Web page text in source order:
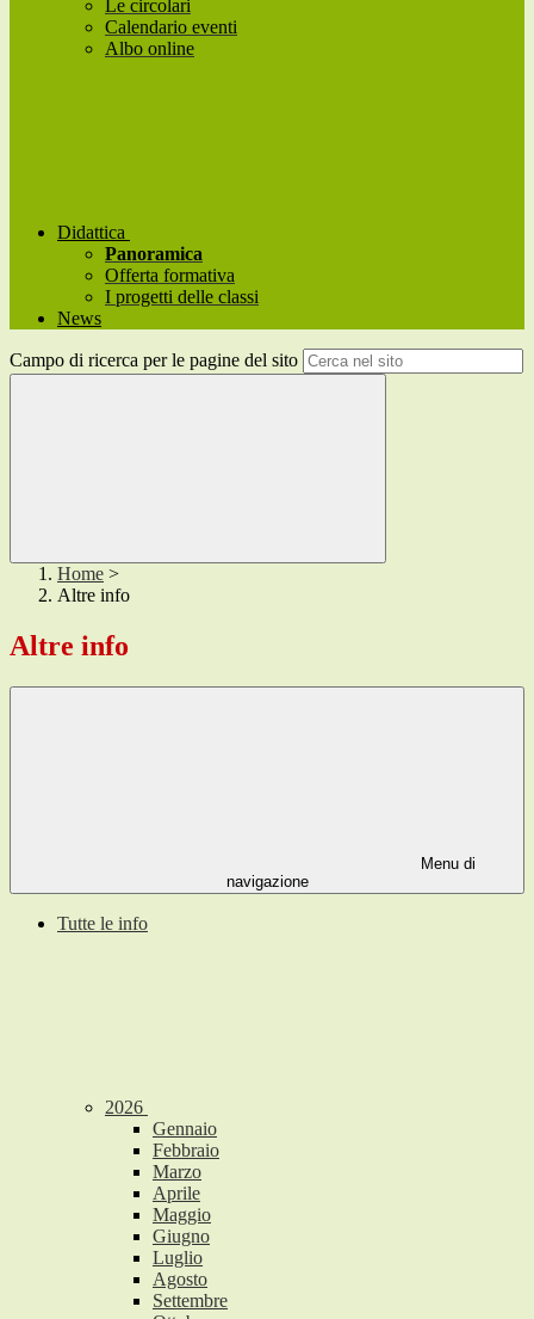
Le circolari
Calendario eventi
Albo online
Didattica
Panoramica
Offerta formativa
I progetti delle classi
News
Campo di ricerca per le pagine del sito
Home >
Altre info
Altre info
Menu di
navigazione
Tutte le info
2026
Gennaio
Febbraio
Marzo
Aprile
Maggio
Giugno
Luglio
Agosto
Settembre